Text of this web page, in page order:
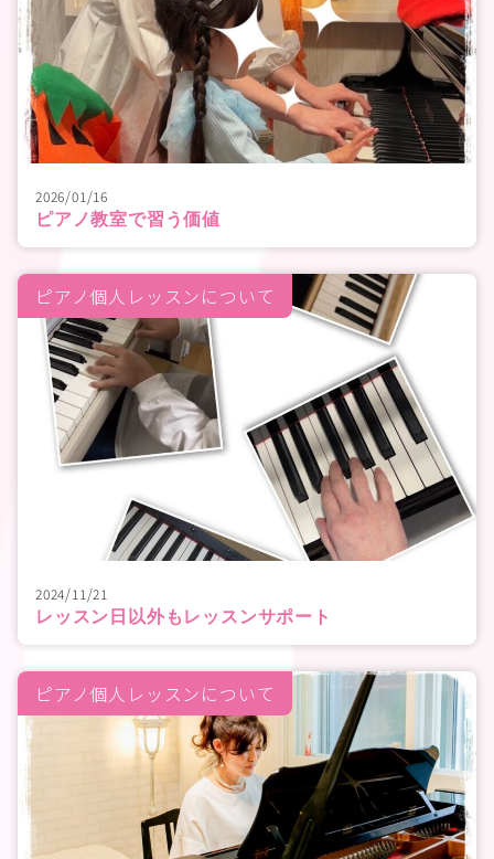
2026/01/16
ピアノ教室で習う価値
2024/11/21
レッスン日以外もレッスンサポート
ピアノ個人レッスンについて
ピアノ個人レッスンについて